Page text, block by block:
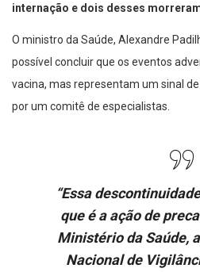
internação e dois desses
O ministro da Saúde, Alexandre
possível concluir que os eventos
vacina, mas representam um sinal
por um comitê de especialistas.
“Essa
que é a ação de
Ministério da Saúde,
Nacional de